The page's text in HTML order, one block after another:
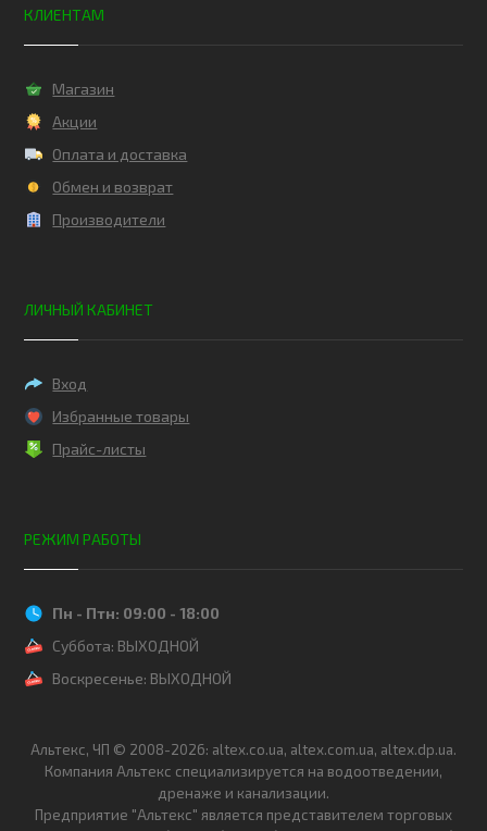
КЛИЕНТАМ
Магазин
Акции
Оплата и доставка
Обмен и возврат
Производители
ЛИЧНЫЙ КАБИНЕТ
Вход
Избранные товары
Прайс-листы
РЕЖИМ РАБОТЫ
Пн - Птн: 09:00 - 18:00
Суббота: ВЫХОДНОЙ
Воскресенье: ВЫХОДНОЙ
Альтекс, ЧП © 2008-2026: altex.co.ua, altex.com.ua, altex.dp.ua.
Компания Альтекс специализируется на водоотведении,
дренаже и канализации.
Предприятие "Альтекс" является представителем торговых